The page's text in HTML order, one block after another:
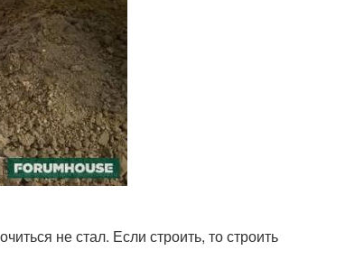
не стал. Если строить, то строить